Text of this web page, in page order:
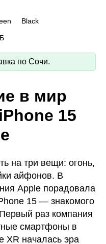
Black
по Сочи.
в мир
15
на три вещи: огонь,
айфонов. В
Apple порадовала
15 — знакомого
раз компания
смартфоны в
XR началась эра